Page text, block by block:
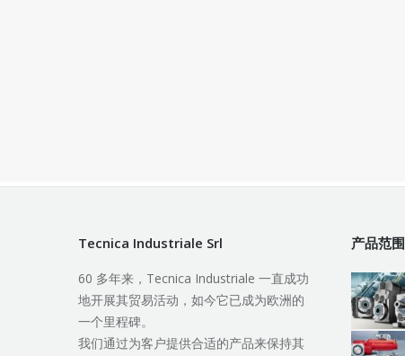
Tecnica Industriale Srl
60 多年来，Tecnica Industriale 一直成功
地开展其贸易活动，如今它已成为欧洲的
一个里程碑。
我们通过为客户提供合适的产品来保持其
产品范围